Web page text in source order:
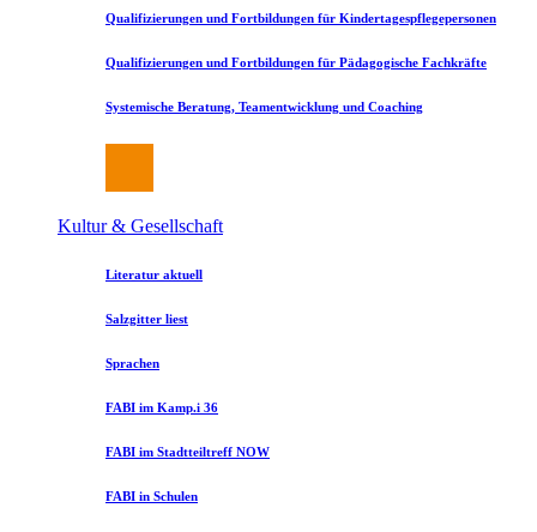
Qualifizierungen und Fortbildungen für Kindertagespflegepersonen
Qualifizierungen und Fortbildungen für Pädagogische Fachkräfte
Systemische Beratung, Teamentwicklung und Coaching
Kultur & Gesellschaft
Literatur aktuell
Salzgitter liest
Sprachen
FABI im Kamp.i 36
FABI im Stadtteiltreff NOW
FABI in Schulen